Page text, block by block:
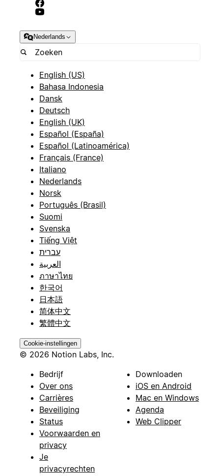
Nederlands
English (US)
Bahasa Indonesia
Dansk
Deutsch
English (UK)
Español (España)
Español (Latinoamérica)
Français (France)
Italiano
Nederlands
Norsk
Português (Brasil)
Suomi
Svenska
Tiếng Việt
עברית
العربية
ภาษาไทย
한국어
日本語
简体中文
繁體中文
Cookie-instellingen
© 2026 Notion Labs, Inc.
Bedrijf
Over ons
Carrières
Beveiliging
Status
Voorwaarden en
privacy
Je
privacyrechten
Downloaden
iOS en Android
Mac en Windows
Agenda
Web Clipper